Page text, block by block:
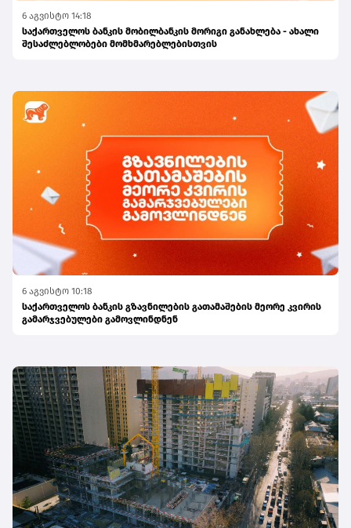
6 აგვისტო 14:18
საქართველოს ბანკის მობილბანკის მორიგი განახლება - ახალი
შესაძლებლობები მომხმარებლებისთვის
6 აგვისტო 10:18
საქართველოს ბანკის გზავნილების გათამაშების მეორე კვირის
გამარჯვებულები გამოვლინდნენ